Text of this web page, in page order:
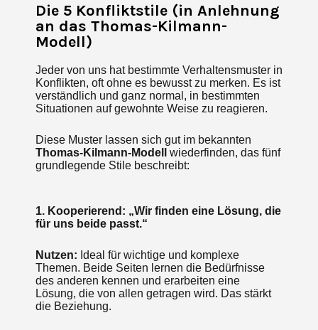
Die 5 Konfliktstile (in Anlehnung
an das Thomas-Kilmann-
Modell)
Jeder von uns hat bestimmte Verhaltensmuster in
Konflikten, oft ohne es bewusst zu merken. Es ist
verständlich und ganz normal, in bestimmten
Situationen auf gewohnte Weise zu reagieren.
Diese Muster lassen sich gut im bekannten
Thomas-Kilmann-Modell
wiederfinden, das fünf
grundlegende Stile beschreibt:
1. Kooperierend: „Wir finden eine Lösung, die
für uns beide passt.“
Nutzen: Ideal für wichtige und komplexe
Themen. Beide Seiten lernen die Bedürfnisse
des anderen kennen und erarbeiten eine
Lösung, die von allen getragen wird. Das stärkt
die Beziehung.